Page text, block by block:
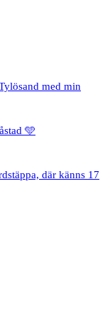
med min
🩵
där känns 17